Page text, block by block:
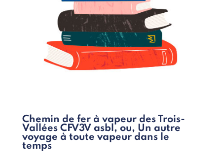
Chemin de fer à vapeur des Trois-
Vallées CFV3V asbl, ou, Un autre
voyage à toute vapeur dans le
temps